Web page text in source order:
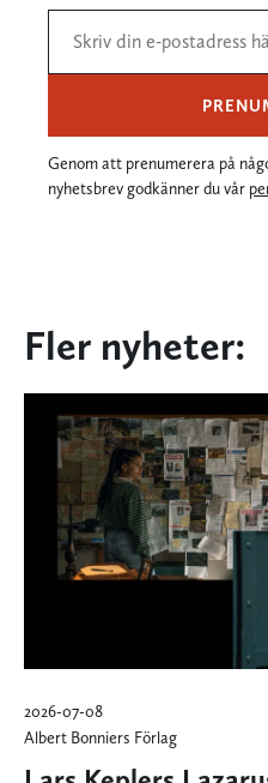
Genom att prenumerera på
nyhetsbrev godkänner du vår
Fler nyheter:
2026-07-08
Albert Bonniers Förlag